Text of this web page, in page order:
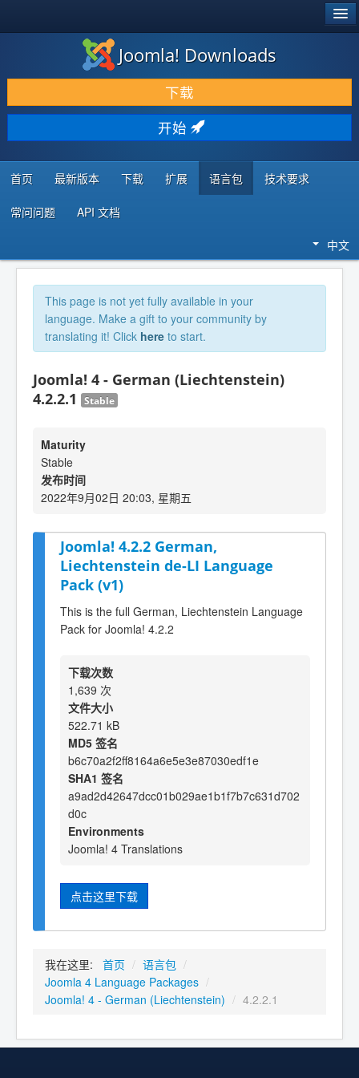
下载 & 扩展
发现 & 学习
社区 & 支持
开发者资源
Joomla! Downloads
下载
开始
首页 最新版本 下载 扩展 语言包 技术要求
常问问题 API 文档
中文
This page is not yet fully available in your
language. Make a gift to your community by
translating it! Click here to start.
Joomla! 4 - German (Liechtenstein)
4.2.2.1
Stable
Maturity
Stable
发布时间
2022年9月02日 20:03, 星期五
Joomla! 4.2.2 German,
Liechtenstein de-LI Language
Pack (v1)
This is the full German, Liechtenstein Language
Pack for Joomla! 4.2.2
下载次数
1,639 次
文件大小
522.71 kB
MD5 签名
b6c70a2f2ff8164a6e5e3e87030edf1e
SHA1 签名
a9ad2d42647dcc01b029ae1b1f7b7c631d702
d0c
Environments
Joomla! 4 Translations
点击这里下载
我在这里: 首页 / 语言包 /
Joomla 4 Language Packages /
Joomla! 4 - German (Liechtenstein) / 4.2.2.1